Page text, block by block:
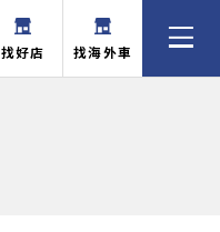
找好店 找海外車